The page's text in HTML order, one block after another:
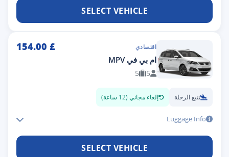
SELECT VEHICLE
اقتصادي £
154.00
ام بي في MPV
5
5
تتبع الرحلة إلغاء مجاني (12 ساعة)
Luggage Info
SELECT VEHICLE